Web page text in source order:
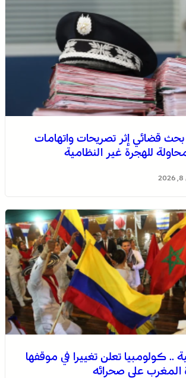
قضائي إثر تصريحات واتهامات
للهجرة غير النظامية
.. كولومبيا تعلن تغييرا في موقفها
المغرب على صحرائه
.. كولومبيا تعلن تغييرا في موقفها وتعترف
صحرائه
من أسرة جريدة “مملكتنا” إلى الأستاذ